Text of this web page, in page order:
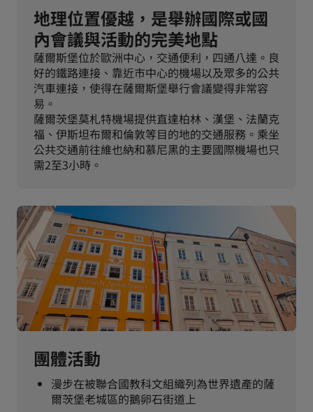
地理位置優越，是舉辦國際或國
內會議與活動的完美地點
薩爾斯堡位於歐洲中心，交通便利，四通八達。良
好的鐵路連接、靠近市中心的機場以及眾多的公共
汽車連接，使得在薩爾斯堡舉行會議變得非常容
易。
薩爾茨堡莫札特機場提供直達柏林、漢堡、法蘭克
福、伊斯坦布爾和倫敦等目的地的交通服務。乘坐
公共交通前往維也納和慕尼黑的主要國際機場也只
需2至3小時。
團體活動
漫步在被聯合國教科文組織列為世界遺產的薩
爾茨堡老城區的鵝卵石街道上